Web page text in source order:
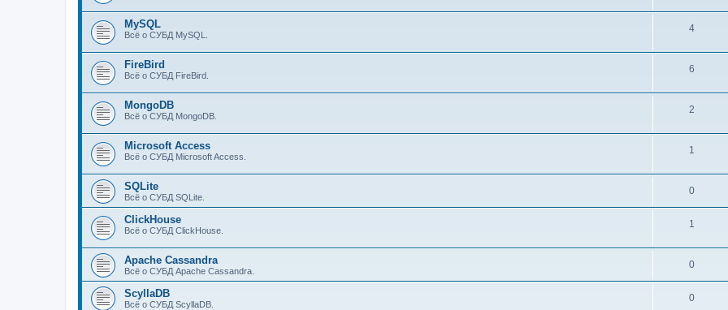
MySQL
Всё о СУБД MySQL.
4
FireBird
Всё о СУБД FireBird.
6
MongoDB
Всё о СУБД MongoDB.
2
Microsoft Access
Всё о СУБД Microsoft Access.
1
SQLite
Всё о СУБД SQLite.
0
ClickHouse
Всё о СУБД ClickHouse.
1
Apache Cassandra
Всё о СУБД Apache Cassandra.
0
ScyllaDB
Всё о СУБД ScyllaDB.
0